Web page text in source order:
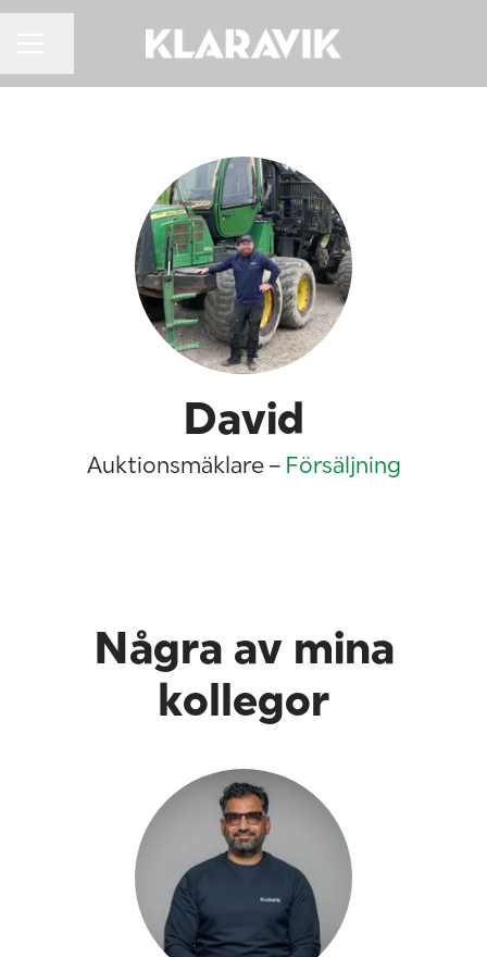
David
Auktionsmäklare – Försäljning
Några av mina
kollegor